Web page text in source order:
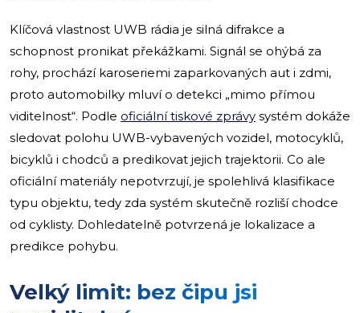
Klíčová vlastnost UWB rádia je silná difrakce a
schopnost pronikat překážkami. Signál se ohýbá za
rohy, prochází karoseriemi zaparkovaných aut i zdmi,
proto automobilky mluví o detekci „mimo přímou
viditelnost“. Podle oficiální tiskové zprávy systém dokáže
sledovat polohu UWB-vybavených vozidel, motocyklů,
bicyklů i chodců a predikovat jejich trajektorii. Co ale
oficiální materiály nepotvrzují, je spolehlivá klasifikace
typu objektu, tedy zda systém skutečně rozliší chodce
od cyklisty. Dohledatelně potvrzená je lokalizace a
predikce pohybu.
Velký limit: bez čipu jsi